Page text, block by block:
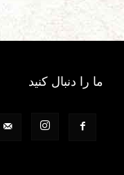
ما را دنبال کنید